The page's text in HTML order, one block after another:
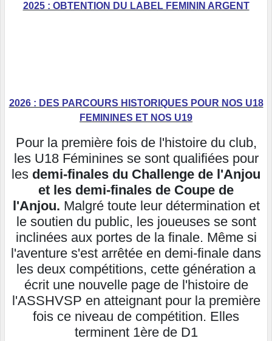
2025 : OBTENTION DU LABEL FEMININ ARGENT
2026 : DES PARCOURS HISTORIQUES POUR NOS U18
FEMININES ET NOS U19
Pour la première fois de l'histoire du club,
les U18 Féminines se sont qualifiées pour
les demi-finales du Challenge de l'Anjou
et les demi-finales de Coupe de
l'Anjou. Malgré toute leur détermination et
le soutien du public, les joueuses se sont
inclinées aux portes de la finale. Même si
l'aventure s'est arrêtée en demi-finale dans
les deux compétitions, cette génération a
écrit une nouvelle page de l'histoire de
l'ASSHVSP en atteignant pour la première
fois ce niveau de compétition. Elles
terminent 1ère de D1